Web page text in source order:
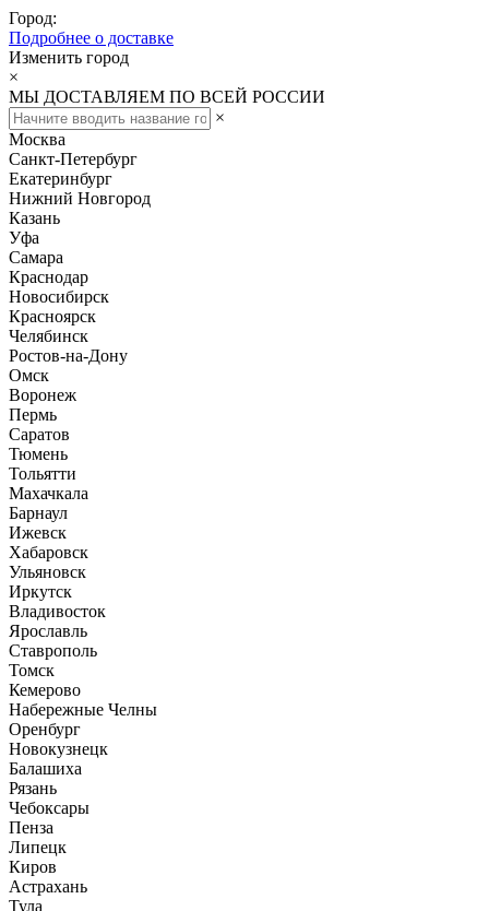
Город:
Подробнее о доставке
Изменить город
×
МЫ ДОСТАВЛЯЕМ ПО ВСЕЙ РОССИИ
×
Москва
Санкт-Петербург
Екатеринбург
Нижний Новгород
Казань
Уфа
Самара
Краснодар
Новосибирск
Красноярск
Челябинск
Ростов-на-Дону
Омск
Воронеж
Пермь
Саратов
Тюмень
Тольятти
Махачкала
Барнаул
Ижевск
Хабаровск
Ульяновск
Иркутск
Владивосток
Ярославль
Ставрополь
Томск
Кемерово
Набережные Челны
Оренбург
Новокузнецк
Балашиха
Рязань
Чебоксары
Пенза
Липецк
Киров
Астрахань
Тула